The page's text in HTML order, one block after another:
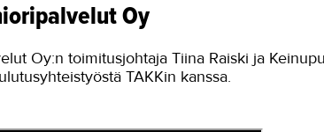
Oy
Oy:n toimitusjohtaja Tiina Raiski ja
TAKKin kanssa.